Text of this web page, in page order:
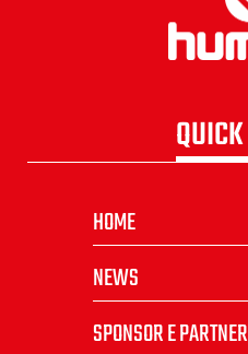
HOME
NEWS
SPONSOR E PARTNER